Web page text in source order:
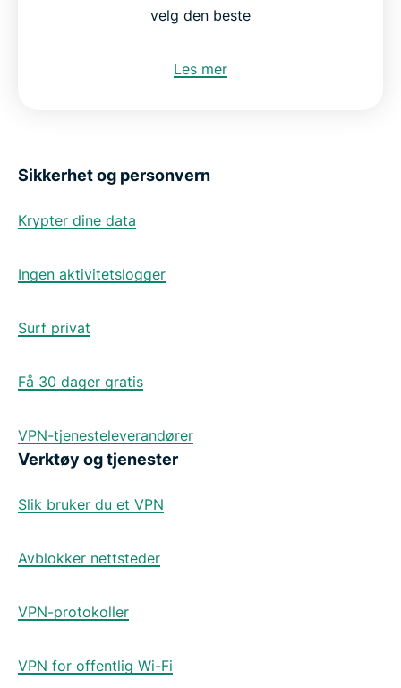
velg den beste
Les mer
Sikkerhet og personvern
Krypter dine data
Ingen aktivitetslogger
Surf privat
Få 30 dager gratis
VPN-tjenesteleverandører
Verktøy og tjenester
Slik bruker du et VPN
Avblokker nettsteder
VPN-protokoller
VPN for offentlig Wi-Fi